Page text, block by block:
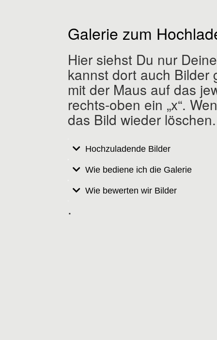
Galerie zum
Hier siehst Du nur
kannst dort auch Bilder
mit der Maus auf das
rechts-oben ein „x“.
das Bild wieder löschen.
Hochzuladende Bilder
Wie bediene ich die Galerie
Wie bewerten wir Bilder
.